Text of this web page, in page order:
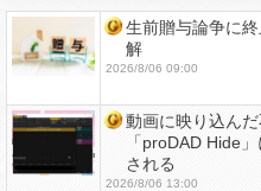
生前贈与論争に
解
2026/8/06 09:00
動画に映り込ん
「proDAD Hide
される
2026/8/06 13:00